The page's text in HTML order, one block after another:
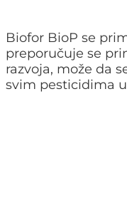
Biofor BioP se
preporučuje se
razvoja, može da
svim pesticidima